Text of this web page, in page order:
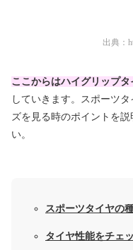
出典：
ここからはハイグリップ
していきます。スポーツ
ズを見る時のポイントを
い。
スポーツタイヤの
タイヤ性能をチェ